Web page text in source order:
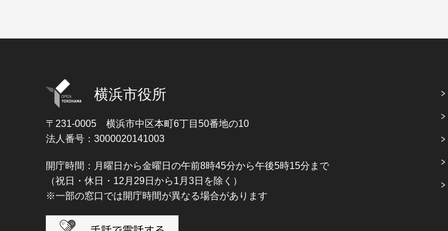
横浜市役所
〒231-0005 横浜市中区本町6丁目50番地の10
法人番号：3000020141003
開庁時間：月曜日から金曜日の午前8時45分から午後5時15分まで
（祝日・休日・12月29日から1月3日を除く）
※一部の窓口では開庁時間が異なる場合があります